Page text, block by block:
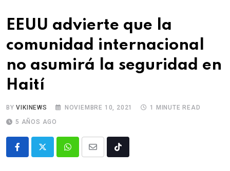
EEUU advierte que la
comunidad internacional
no asumirá la seguridad en
Haití
BYVIKINEWS NOVIEMBRE 10, 2021
1 MINUTE READ
5 AÑOS AGO